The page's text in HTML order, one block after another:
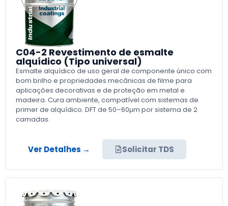
C04-2 Revestimento de esmalte
alquídico (Tipo universal)
Esmalte alquídico de uso geral de componente único com
bom brilho e propriedades mecânicas de filme para
aplicações decorativas e de proteção em metal e
madeira. Cura ambiente, compatível com sistemas de
primer de alquídico. DFT de 50–60µm por sistema de 2
camadas.
Ver Detalhes → Solicitar TDS